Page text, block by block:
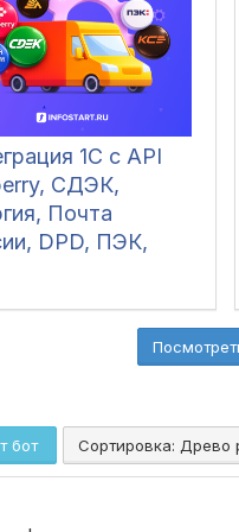
1С с API
СДЭК,
Почта
DPD, ПЭК,
Деловые
бот Сортировка: Древо